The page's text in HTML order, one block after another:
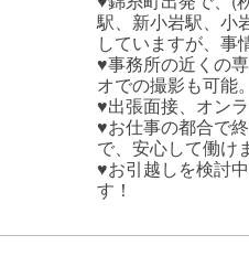
駅、新小岩駅、小
していますが、事
♥事務所の近くの
オでの撮影も可能。
♥出張面接、オン
♥お仕事の都合で
で、安心して働け
♥お引越しを検討
す！